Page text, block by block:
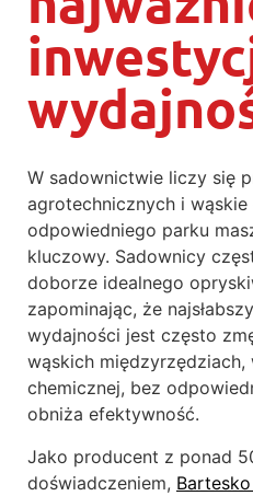
W sadownictwie liczy się
agrotechnicznych i
odpowiedniego parku
kluczowy. Sadownicy
doborze idealnego
zapominając, że
wydajności jest często
wąskich międzyrzędziach,
chemicznej, bez
obniża efektywność.
Jako producent z ponad
doświadczeniem, Bartesko